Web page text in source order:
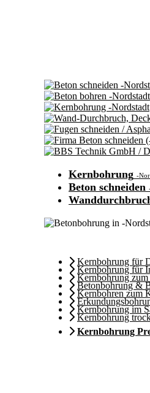
Kernbohrung -
Beton schneiden
Kernbohrung für
Kernbohrung für
Kernbohrung
Betonbohrung &
Kernbohren zum
Kernbohrung im
Kernbohrung
Kernbohrung